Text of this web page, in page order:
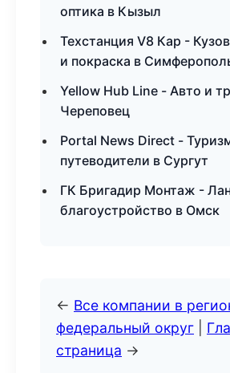
оптика в Кызыл
Техстанция V8 Кар -
и покраска в
Yellow Hub Line - Авто и
Череповец
Portal News Direct -
путеводители в Сургут
ГК Бригадир Монтаж -
благоустройство в Омск
← Все компании в
федеральный округ
страница →